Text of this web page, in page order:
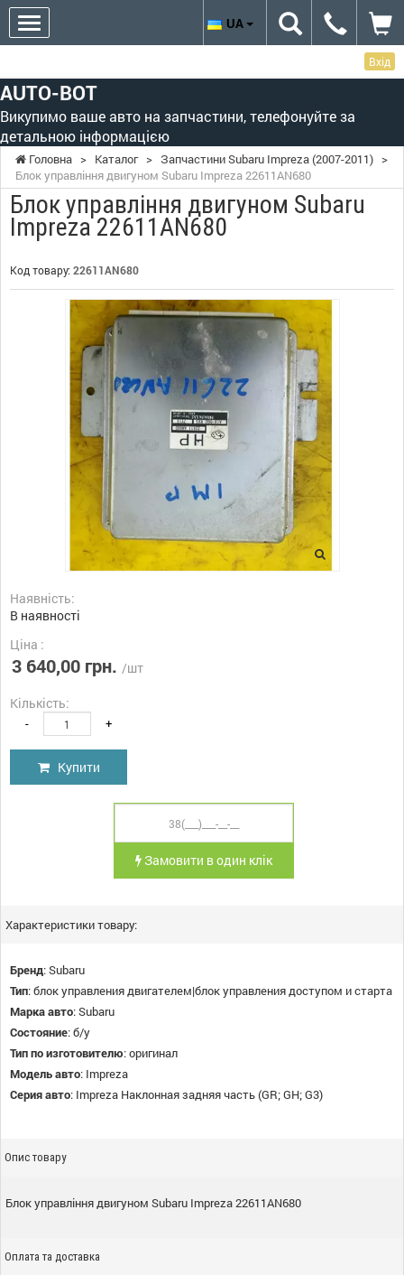
Вхід
AUTO-BOT
Викупимо ваше авто на запчастини, телефонуйте за
детальною інформацією
UA
Головна > Каталог > Запчастини Subaru Impreza (2007-2011) >
Блок управління двигуном Subaru Impreza 22611AN680
Блок управління двигуном Subaru
Impreza 22611AN680
Код товару: 22611AN680
Наявність:
В наявності
Ціна :
3 640,00 грн. /шт
Кількість:
- +
Купити
Замовити в один клік
Характеристики товару:
Бренд:Subaru
Тип:блок управления двигателем|блок управления доступом и старта
Марка авто:Subaru
Состояние:б/у
Тип по изготовителю:оригинал
Модель авто: Impreza
Серия авто: Impreza Наклонная задняя часть (GR; GH; G3)
Опис товару
Блок управління двигуном Subaru Impreza 22611AN680
Оплата та доставка